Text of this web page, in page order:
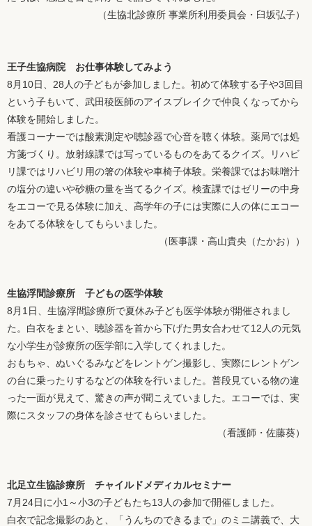
（生協北診療所 事業所利用委員会・臼坂弘子）
王子生協病院 お仕事体験してみよう
8月10日、28人の子どもが参加しました。初めて体験する子や3回目
という子もいて、武田稜医師のアイスブレイクで仲良くなってから
体験を開始しました。
看護コーナーでは酸素測定や聴診器で心音を聴く体験。薬局では処
方箋づくり。放射線課では写っているものをあてるクイズ。リハビ
リ課ではリハビリ用の箸の体験や車椅子体験。栄養課ではお味噌汁
の塩分の違いや砂糖の量を当てるクイズ。検査課ではゼリーの中身
をエコーで見る体験に加え、高学年の子には実際に人の体にエコー
をあてる体験をしてもらいました。
（医事課・高山貴央（たかお））
生協浮間診療所 子どもの医学体験
8月1日、生協浮間診療所で夏休み子ども医学体験が開催されまし
た。白衣をまとい、聴診器を首から下げた男女合わせて12人の元気
な小学生が診療所の医学部に入学してくれました。
おもちゃ、ぬいぐるみなどをレントゲン撮影し、実際にレントゲン
の台に乗ったりするなどの体験を行いました。普段見ている物の違
った一面が見えて、驚きの声が聞こえていました。エコーでは、実
際にスタッフの身体を診させてもらいました。
（看護師・佐藤葵）
北足立生協診療所 チャイルドメディカルセミナー
7月24日に小1～小3の子どもたち13人の参加で開催しました。
白衣で記念撮影のあと、「うんちのできるまで」のミニ講義で、大